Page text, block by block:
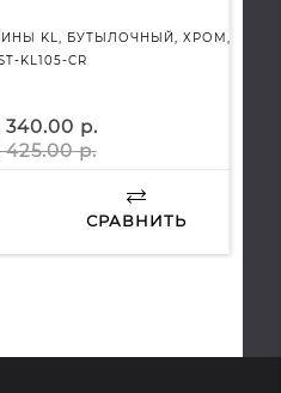
KL, БУТЫЛОЧНЫЙ, ХРОМ,
KL105-CR
340.00 р.
425.00 р.
СРАВНИТЬ